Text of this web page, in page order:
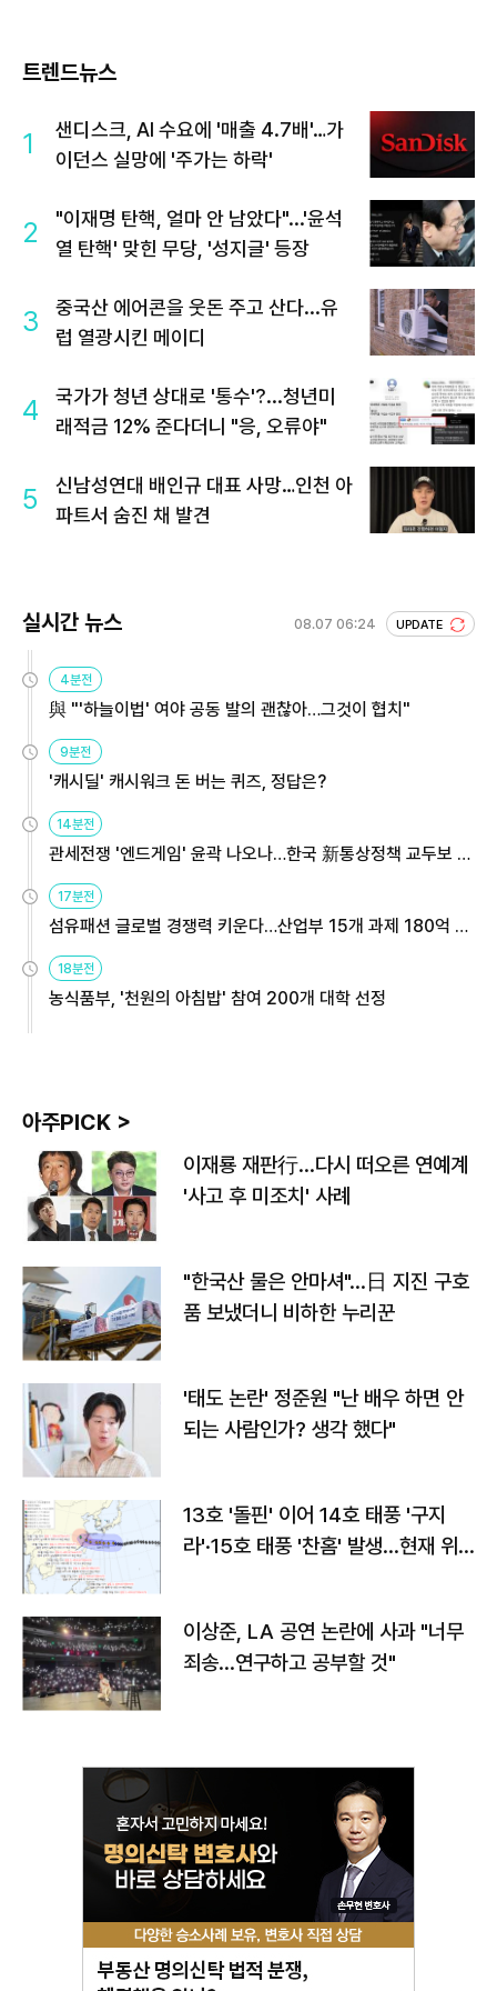
트렌드뉴스
1
샌디스크, AI 수요에 '매출 4.7배'…가
이던스 실망에 '주가는 하락'
2
"이재명 탄핵, 얼마 안 남았다"...'윤석
열 탄핵' 맞힌 무당, '성지글' 등장
3
중국산 에어콘을 웃돈 주고 산다...유
럽 열광시킨 메이디
4
국가가 청년 상대로 '통수'?...청년미
래적금 12% 준다더니 "응, 오류야"
5
신남성연대 배인규 대표 사망…인천 아
파트서 숨진 채 발견
실시간 뉴스 08.07 06:24 UPDATE
4분전
與 "'하늘이법' 여야 공동 발의 괜찮아…그것이 협치"
9분전
'캐시딜' 캐시워크 돈 버는 퀴즈, 정답은?
14분전
관세전쟁 '엔드게임' 윤곽 나오나…한국 新통상정책 교두보 활
17분전
섬유패션 글로벌 경쟁력 키운다…산업부 15개 과제 180억 지
18분전
농식품부, '천원의 아침밥' 참여 200개 대학 선정
아주PICK >
이재룡 재판行…다시 떠오른 연예계
'사고 후 미조치' 사례
"한국산 물은 안마셔"…日 지진 구호
품 보냈더니 비하한 누리꾼
'태도 논란' 정준원 "난 배우 하면 안
되는 사람인가? 생각 했다"
13호 '돌핀' 이어 14호 태풍 '구지
라'·15호 태풍 '찬홈' 발생…현재 위
이상준, LA 공연 논란에 사과 "너무
죄송…연구하고 공부할 것"